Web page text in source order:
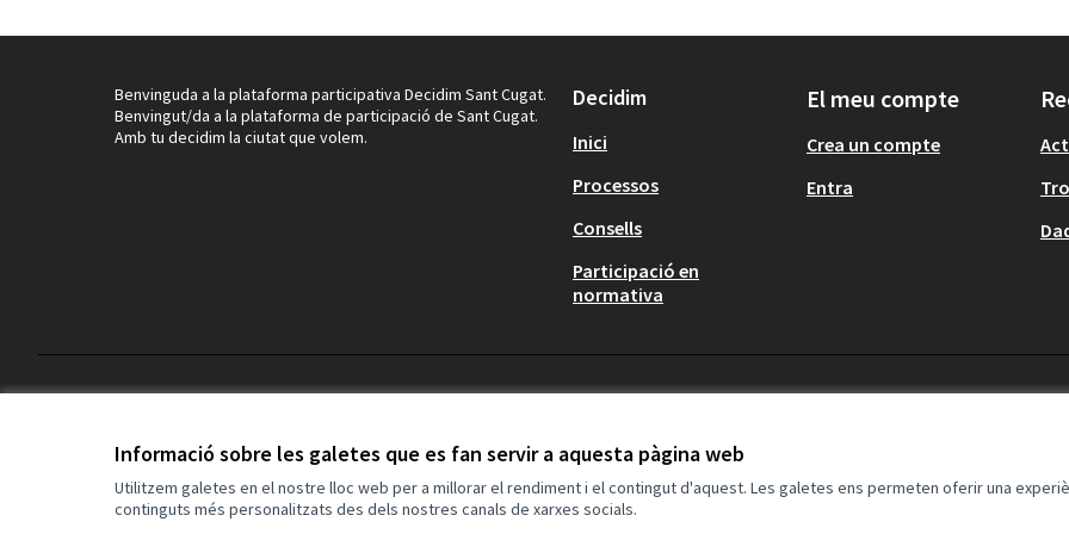
Informació sobre les galetes que es fan servir a aquesta pàgina web
Utilitzem galetes en el nostre lloc web per a millorar el rendiment i el contingut d'aquest. Les galetes ens permeten oferir una
continguts més personalitzats des dels nostres canals de xarxes socials.
Benvinguda a la plataforma participativa Decidim Sant Cugat.
Benvingut/da a la plataforma de participació de Sant Cugat.
Amb tu decidim la ciutat que volem.
Decidim
Inici
Processos
Consells
Participació en
normativa
El meu compte
Crea un compte
Entra
(Enllaç extern)